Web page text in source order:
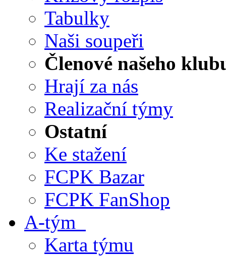
Tabulky
Naši soupeři
Členové našeho
Hrají za nás
Realizační týmy
Ostatní
Ke stažení
FCPK Bazar
FCPK FanShop
A-tým
Karta týmu